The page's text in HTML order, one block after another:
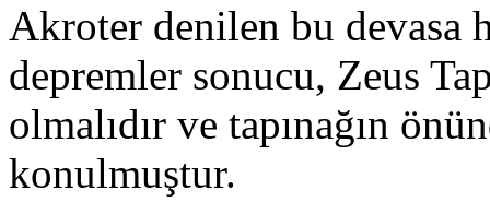
Akroter denilen bu devasa
depremler sonucu, Zeus
olmalıdır ve tapınağın
konulmuştur.